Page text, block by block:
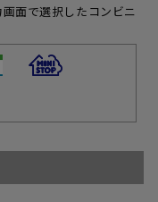
面で選択したコンビニ